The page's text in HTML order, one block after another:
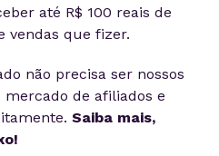
até R$ 100 reais de
vendas que fizer.
não precisa ser nossos
de afiliados e
Saiba mais,